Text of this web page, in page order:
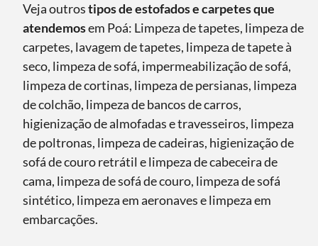
Veja outrostipos de estofados e carpetes que
atendemosem Poá: Limpeza de tapetes, limpeza de
carpetes, lavagem de tapetes, limpeza de tapete à
seco, limpeza de sofá, impermeabilização de sofá,
limpeza de cortinas, limpeza de persianas, limpeza
de colchão, limpeza de bancos de carros,
higienização de almofadas e travesseiros, limpeza
de poltronas, limpeza de cadeiras, higienização de
sofá de couro retrátil e limpeza de cabeceira de
cama, limpeza de sofá de couro, limpeza de sofá
sintético, limpeza em aeronaves e limpeza em
embarcações.